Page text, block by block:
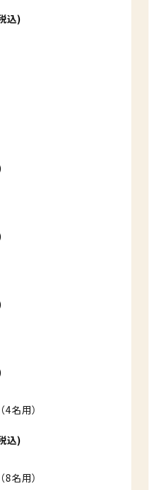
込)
名用）
込)
名用）